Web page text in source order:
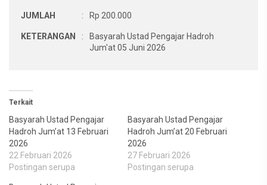
JUMLAH : Rp 200.000
KETERANGAN :
Basyarah Ustad Pengajar Hadroh
Jum'at 05 Juni 2026
Terkait
Basyarah Ustad Pengajar
Hadroh Jum’at 13 Februari
2026
22 Februari 2026
Postingan serupa
Basyarah Ustad Pengajar
Hadroh Jum’at 20 Februari
2026
27 Februari 2026
Postingan serupa